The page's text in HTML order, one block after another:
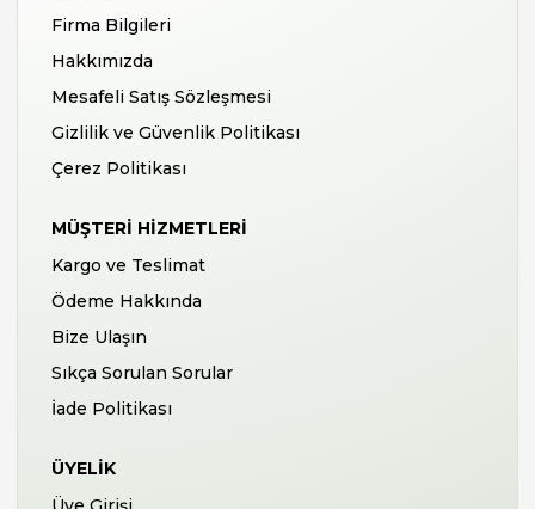
Firma Bilgileri
Hakkımızda
Mesafeli Satış Sözleşmesi
Gizlilik ve Güvenlik Politikası
Çerez Politikası
MÜŞTERI HIZMETLERI
Kargo ve Teslimat
Ödeme Hakkında
Bize Ulaşın
Sıkça Sorulan Sorular
İade Politikası
ÜYELIK